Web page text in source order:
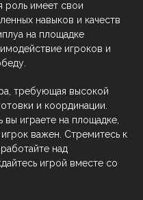
роль имеет свои
навыков и качеств
на площадке
игроков и
требующая высокой
и координации.
играете на площадке,
важен. Стремитесь к
над
игрой вместе со